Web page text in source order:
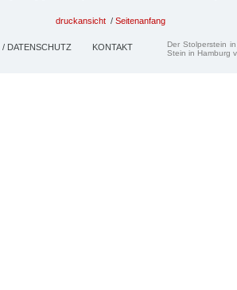
druckansicht / Seitenanfang
/ DATENSCHUTZ KONTAKT
Der Stolperstein
Stein in Hamburg